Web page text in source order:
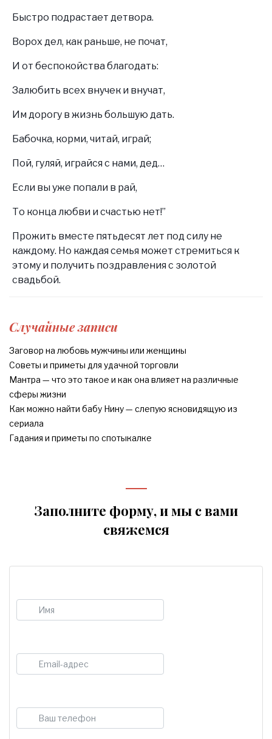
Быстро подрастает детвора.
Ворох дел, как раньше, не почат,
И от беспокойства благодать:
Залюбить всех внучек и внучат,
Им дорогу в жизнь большую дать.
Бабочка, корми, читай, играй;
Пой, гуляй, играйся с нами, дед…
Если вы уже попали в рай,
То конца любви и счастью нет!”
Прожить вместе пятьдесят лет под силу не
каждому. Но каждая семья может стремиться к
этому и получить поздравления с золотой
свадьбой.
Случайные записи
Заговор на любовь мужчины или женщины
Советы и приметы для удачной торговли
Мантра — что это такое и как она влияет на различные
сферы жизни
Как можно найти бабу Нину — слепую ясновидящую из
сериала
Гадания и приметы по спотыкалке
Заполните форму, и мы с вами
свяжемся